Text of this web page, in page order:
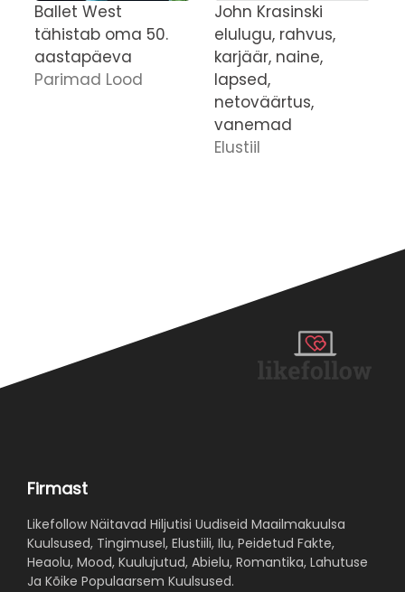
Ballet West
tähistab oma 50.
aastapäeva
Parimad Lood
John Krasinski
elulugu, rahvus,
karjäär, naine,
lapsed,
netoväärtus,
vanemad
Elustiil
Firmast
Likefollow Näitavad Hiljutisi Uudiseid Maailmakuulsa
Kuulsused, Tingimusel, Elustiili, Ilu, Peidetud Fakte,
Heaolu, Mood, Kuulujutud, Abielu, Romantika, Lahutuse
Ja Kõike Populaarsem Kuulsused.